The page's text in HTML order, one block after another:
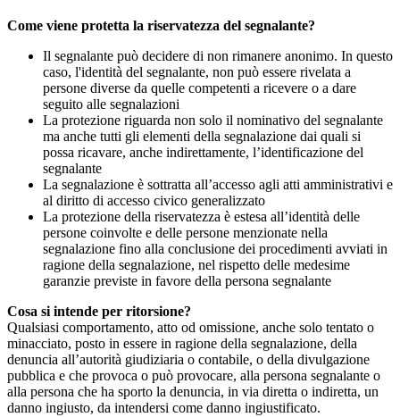
Come viene protetta la riservatezza del segnalante?
Il segnalante può decidere di non rimanere anonimo. In questo
caso, l'identità del segnalante, non può essere rivelata a
persone diverse da quelle competenti a ricevere o a dare
seguito alle segnalazioni
La protezione riguarda non solo il nominativo del segnalante
ma anche tutti gli elementi della segnalazione dai quali si
possa ricavare, anche indirettamente, l’identificazione del
segnalante
La segnalazione è sottratta all’accesso agli atti amministrativi e
al diritto di accesso civico generalizzato
La protezione della riservatezza è estesa all’identità delle
persone coinvolte e delle persone menzionate nella
segnalazione fino alla conclusione dei procedimenti avviati in
ragione della segnalazione, nel rispetto delle medesime
garanzie previste in favore della persona segnalante
Cosa si intende per ritorsione?
Qualsiasi comportamento, atto od omissione, anche solo tentato o
minacciato, posto in essere in ragione della segnalazione, della
denuncia all’autorità giudiziaria o contabile, o della divulgazione
pubblica e che provoca o può provocare, alla persona segnalante o
alla persona che ha sporto la denuncia, in via diretta o indiretta, un
danno ingiusto, da intendersi come danno ingiustificato.